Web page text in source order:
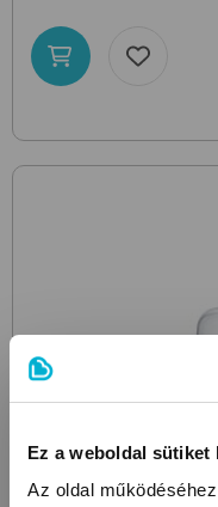
Ez a weboldal sütiket
Az oldal